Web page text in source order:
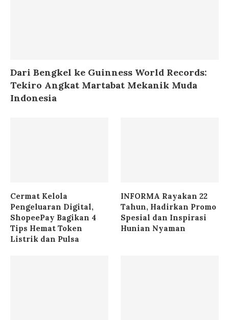
Dari Bengkel ke Guinness World Records:
Tekiro Angkat Martabat Mekanik Muda
Indonesia
Cermat Kelola
Pengeluaran Digital,
ShopeePay Bagikan 4
Tips Hemat Token
Listrik dan Pulsa
INFORMA Rayakan 22
Tahun, Hadirkan Promo
Spesial dan Inspirasi
Hunian Nyaman